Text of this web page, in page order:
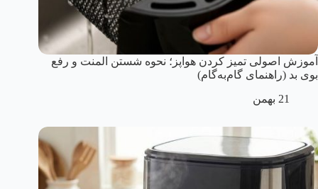
آموزش اصولی تمیز کردن هواپز؛ نحوه شستن المنت و رفع
بوی بد (راهنمای گام‌به‌گام)
21 بهمن